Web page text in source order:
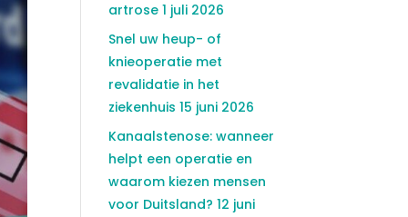
artrose 1 juli 2026
Snel uw heup- of
knieoperatie met
revalidatie in het
ziekenhuis 15 juni 2026
Kanaalstenose: wanneer
helpt een operatie en
waarom kiezen mensen
voor Duitsland? 12 juni